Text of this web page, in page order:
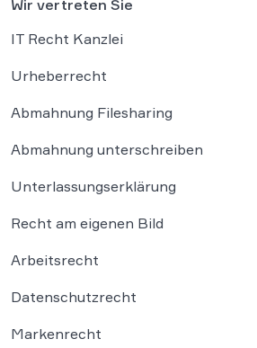
Wir vertreten Sie
IT Recht Kanzlei
Urheberrecht
Abmahnung Filesharing
Abmahnung unterschreiben
Unterlassungserklärung
Recht am eigenen Bild
Arbeitsrecht
Datenschutzrecht
Markenrecht